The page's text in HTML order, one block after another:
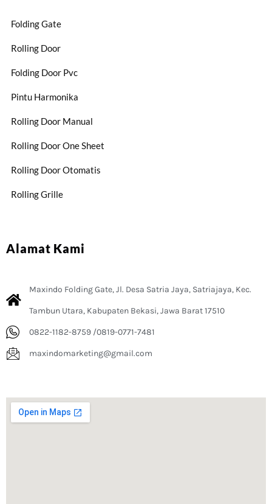
Folding Gate
Rolling Door
Folding Door Pvc
Pintu Harmonika
Rolling Door Manual
Rolling Door One Sheet
Rolling Door Otomatis
Rolling Grille
Alamat Kami
Maxindo Folding Gate, Jl. Desa Satria Jaya, Satriajaya, Kec.
Tambun Utara, Kabupaten Bekasi, Jawa Barat 17510
0822-1182-8759 /0819-0771-7481
maxindomarketing@gmail.com